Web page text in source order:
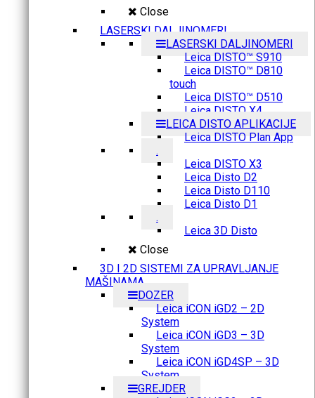
Close
LASERSKI DALJINOMERI
LASERSKI DALJINOMERI
Leica DISTO™ S910
Leica DISTO™ D810
touch
Leica DISTO™ D510
Leica DISTO X4
LEICA DISTO APLIKACIJE
Leica DISTO Plan App
.
Leica DISTO X3
Leica Disto D2
Leica Disto D110
Leica Disto D1
.
Leica 3D Disto
Close
3D I 2D SISTEMI ZA UPRAVLJANJE
MAŠINAMA
DOZER
Leica iCON iGD2 – 2D
System
Leica iCON iGD3 – 3D
System
Leica iCON iGD4SP – 3D
System
GREJDER